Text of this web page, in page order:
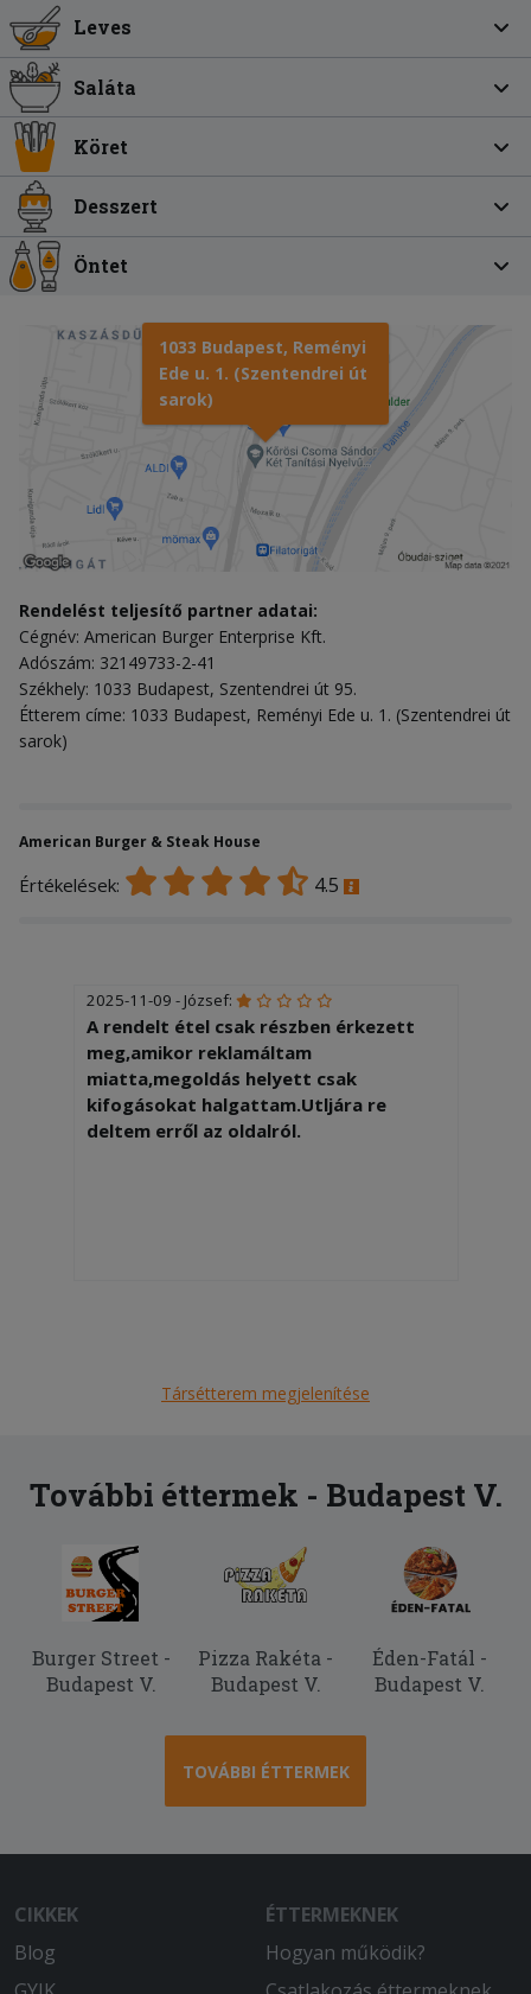
Leves
Saláta
Köret
Desszert
Öntet
1033 Budapest, Reményi
Ede u. 1. (Szentendrei út
sarok)
Rendelést teljesítő partner adatai:
Cégnév: American Burger Enterprise Kft.
Adószám: 32149733-2-41
Székhely: 1033 Budapest, Szentendrei út 95.
Étterem címe: 1033 Budapest, Reményi Ede u. 1. (Szentendrei út
sarok)
American Burger & Steak House
Értékelések: 4.5
2025-11-09 - József:
A rendelt étel csak részben érkezett
meg,amikor reklamáltam
miatta,megoldás helyett csak
kifogásokat halgattam.Utljára re
deltem erről az oldalról.
Társétterem megjelenítése
További éttermek - Budapest V.
Burger Street -
Budapest V.
Pizza Rakéta -
Budapest V.
Éden-Fatál -
Budapest V.
TOVÁBBI ÉTTERMEK
CIKKEK
Blog
ÉTTERMEKNEK
Hogyan működik?